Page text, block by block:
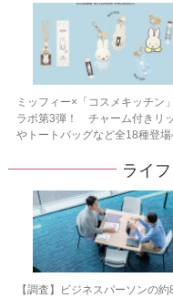
ミッフィー×「コスメキッチン
ラボ第3弾！ チャーム付きリ
やトートバッグなど全18種登
ライ
【調査】ビジネスパーソンの約